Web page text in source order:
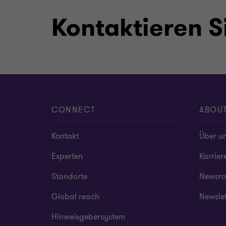
Kontaktieren
CONNECT
Kontakt
Experten
Standorte
Global reach
Hinweisgebersystem
Über